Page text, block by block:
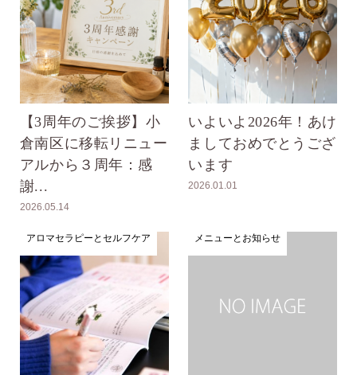
【3周年のご挨拶】小
倉南区に移転リニュー
アルから３周年：感
謝...
2026.05.14
いよいよ2026年！あけ
ましておめでとうござ
います
2026.01.01
アロマセラピーとセルフケア メニューとお知らせ